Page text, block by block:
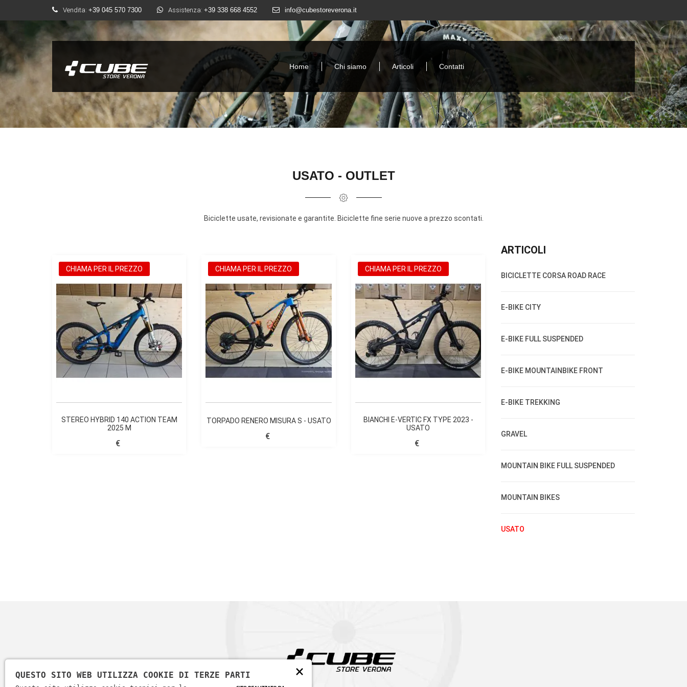
Vendita: +39 045 570 7300 Assistenza: +39 338 668 4552 info@cubestoreverona.it
Home Chi siamo Articoli Contatti
USATO - OUTLET
Biciclette usate, revisionate e garantite. Biciclette fine serie nuove a prezzo scontati.
ARTICOLI
BICICLETTE CORSA ROAD RACE
E-BIKE CITY
E-BIKE FULL SUSPENDED
E-BIKE MOUNTAINBIKE FRONT
E-BIKE TREKKING
GRAVEL
MOUNTAIN BIKE FULL SUSPENDED
MOUNTAIN BIKES
USATO
CHIAMA PER IL PREZZO
STEREO HYBRID 140 ACTION TEAM
2025 M
€
CHIAMA PER IL PREZZO
TORPADO RENERO MISURA S - USATO
€
CHIAMA PER IL PREZZO
BIANCHI E-VERTIC FX TYPE 2023 -
USATO
€
×
QUESTO SITO WEB UTILIZZA COOKIE DI TERZE PARTI